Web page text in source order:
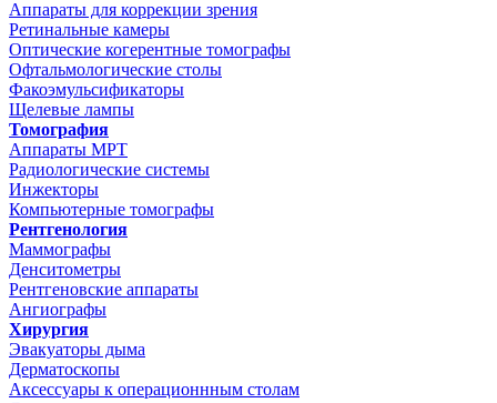
Аппараты для коррекции зрения
Ретинальные камеры
Оптические когерентные томографы
Офтальмологические столы
Факоэмульсификаторы
Щелевые лампы
Томография
Аппараты МРТ
Радиологические системы
Инжекторы
Компьютерные томографы
Рентгенология
Маммографы
Денситометры
Рентгеновские аппараты
Ангиографы
Хирургия
Эвакуаторы дыма
Дерматоскопы
Аксессуары к операционнным столам